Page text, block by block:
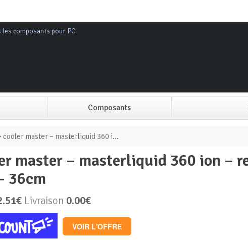
les composants pour PC
Composants
Alimentation PC
Boitier PC
Mémoire PC
cooler master – masterliquid 360 i...
36cm
Livraison 0.00€
VOIR L'OFFRE